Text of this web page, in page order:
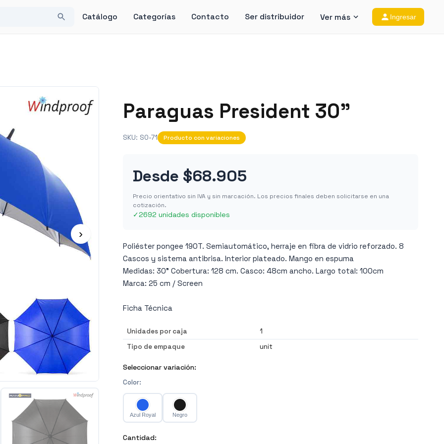
Catálogo Categorías Contacto Ser distribuidor Ver más Ingresar
›
Paraguas President 30"
SKU: SO-71 Producto con variaciones
Desde $68.905
Precio orientativo sin IVA y sin marcación. Los precios finales deben solicitarse en una
cotización.
✓2692 unidades disponibles
Poliéster pongee 190T. Semiautomático, herraje en fibra de vidrio reforzado. 8
Cascos y sistema antibrisa. Interior plateado. Mango en espuma
Medidas: 30” Cobertura: 128 cm. Casco: 48cm ancho. Largo total: 100cm
Marca: 25 cm / Screen
Ficha Técnica
Unidades por caja
1
Tipo de empaque
unit
Seleccionar variación:
Color:
Azul Royal Negro
Cantidad: